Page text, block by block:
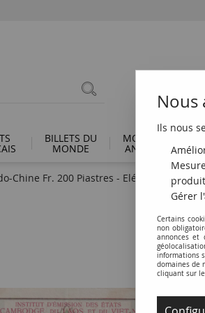
BILLETS DU
MONDE
MONNAIES
ANTIQUES
Chine Fr. 200 Piastres - Eléphant - Bao
Nous
Ils nous
Gérer
Certains
non
annonces et
informations
domaines de
cliquant sur